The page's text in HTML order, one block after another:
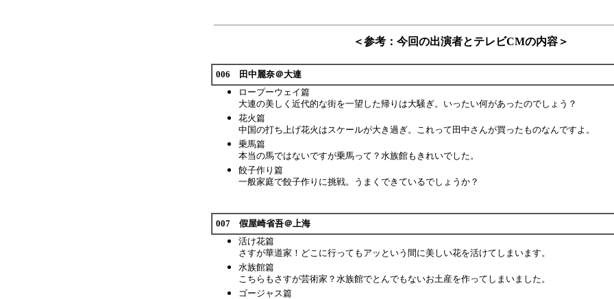
＜参考：今回の出演者とテレビCMの内容＞
006 田中麗奈＠大連
ロープーウェイ篇
大連の美しく近代的な街を一望した帰りは大騒ぎ。いったい何があったのでしょう？
花火篇
中国の打ち上げ花火はスケールが大き過ぎ。これって田中さんが買ったものなんですよ。
乗馬篇
本当の馬ではないですが乗馬って？水族館もきれいでした。
餃子作り篇
一般家庭で餃子作りに挑戦。うまくできているでしょうか？
007 假屋崎省吾＠上海
活け花篇
さすが華道家！どこに行ってもアッという間に美しい花を活けてしまいます。
水族館篇
こちらもさすが芸術家？水族館でとんでもないお土産を作ってしまいました。
ゴージャス篇